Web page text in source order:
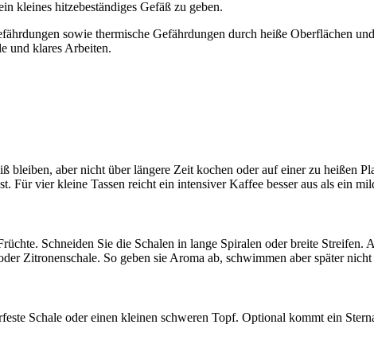
kleines hitzebeständiges Gefäß zu geben.
sowie thermische Gefährdungen durch heiße Oberflächen
und klares Arbeiten.
bleiben, aber nicht über längere Zeit kochen oder auf einer zu heißen
Für vier kleine Tassen reicht ein intensiver Kaffee besser aus als ein
Schneiden Sie die Schalen in lange Spiralen oder breite
Zitronenschale. So geben sie Aroma ab, schwimmen aber später
Schale oder einen kleinen schweren Topf. Optional kommt ein